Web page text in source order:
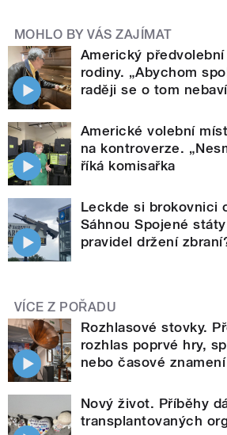
MOHLO BY VÁS ZAJÍMAT
Americký
rodiny. „Abychom
raději se o tom
Americké volební
na kontroverze.
říká komisařka
Leckde si brokovnici
Sáhnou Spojené
pravidel držení
VÍCE Z POŘADU
Rozhlasové stovky.
rozhlas poprvé hry,
nebo časové znamení
Nový život. Příběhy
transplantovaných